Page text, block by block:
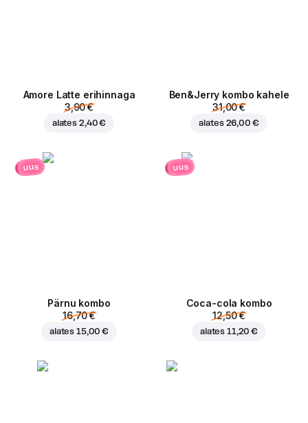
Amore Latte erihinnaga
3,90 €
alates 2,40 €
Ben&Jerry kombo kahele
31,00 €
alates 26,00 €
uus
Pärnu kombo
16,70 €
alates 15,00 €
uus
Coca-cola kombo
12,50 €
alates 11,20 €